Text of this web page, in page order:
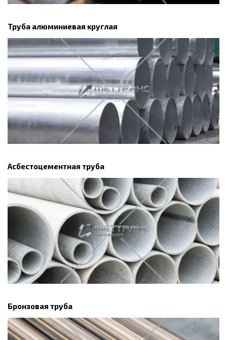
Труба алюминиевая круглая
Асбестоцементная труба
Бронзовая труба